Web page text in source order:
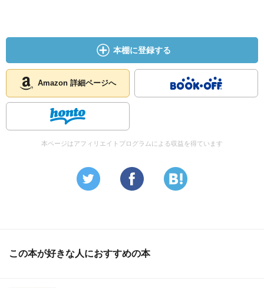
本棚に登録する
Amazon 詳細ページへ
本ページはアフィリエイトプログラムによる収益を得ています
この本が好きな人におすすめの本